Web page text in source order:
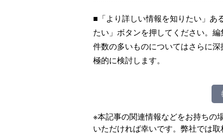
■「より詳しい情報を知りたい」あ
たい」ボタンを押してください。
件数の多いものについてはさらに
極的に検討します。
※本記事の関連情報などをお持ちの
いただければ幸いです。弊社では